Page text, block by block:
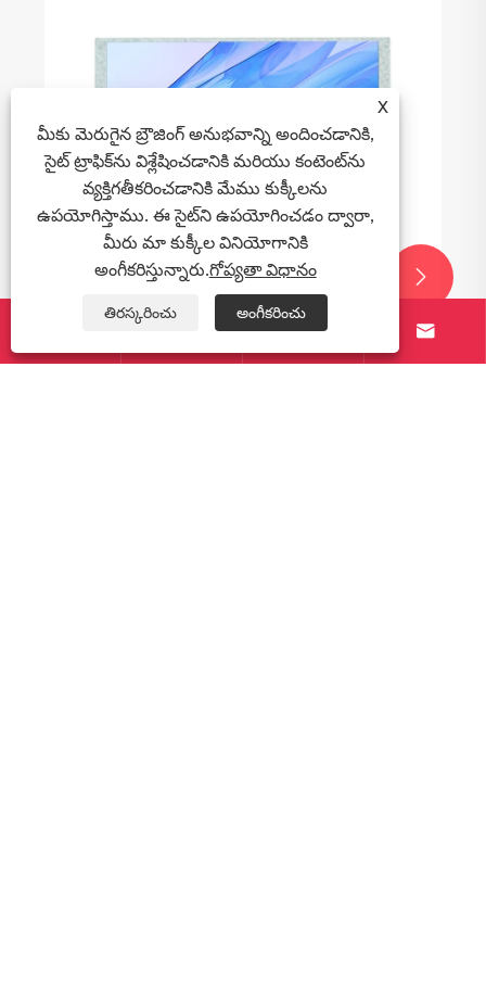

 
X
మీకు మెరుగైన బ్రౌజింగ్ అనుభవాన్ని అందించడానికి,
సైట్ ట్రాఫిక్‌ను విశ్లేషించడానికి మరియు కంటెంట్‌ను
వ్యక్తిగతీకరించడానికి మేము కుక్కీలను
ఉపయోగిస్తాము. ఈ సైట్‌ని ఉపయోగించడం ద్వారా,
మీరు మా కుక్కీల వినియోగానికి
అంగీకరిస్తున్నారు.గోప్యతా విధానం
తిరస్కరించు అంగీకరించు